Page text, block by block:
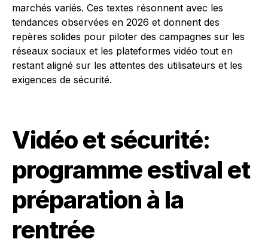
marchés variés. Ces textes résonnent avec les
tendances observées en 2026 et donnent des
repères solides pour piloter des campagnes sur les
réseaux sociaux et les plateformes vidéo tout en
restant aligné sur les attentes des utilisateurs et les
exigences de sécurité.
Vidéo et sécurité:
programme estival et
préparation à la
rentrée